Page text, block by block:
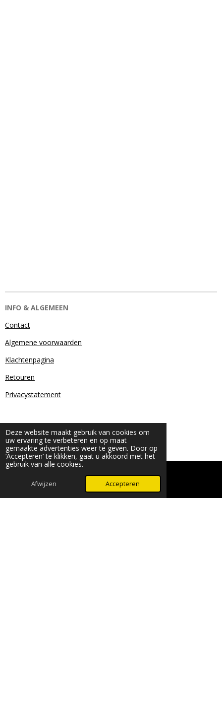
Deze website maakt gebruik van cookies om
uw ervaring te verbeteren en op maat
gemaakte advertenties weer te geven. Door op
‘Accepteren’ te klikken, gaat u akkoord met het
gebruik van alle cookies.
Afwijzen Accepteren
INFO & ALGEMEEN
Contact
Algemene voorwaarden
Klachtenpagina
Retouren
Privacystatement
© 2024 - 2026 Beauty & More by Robyn
WhatsApp